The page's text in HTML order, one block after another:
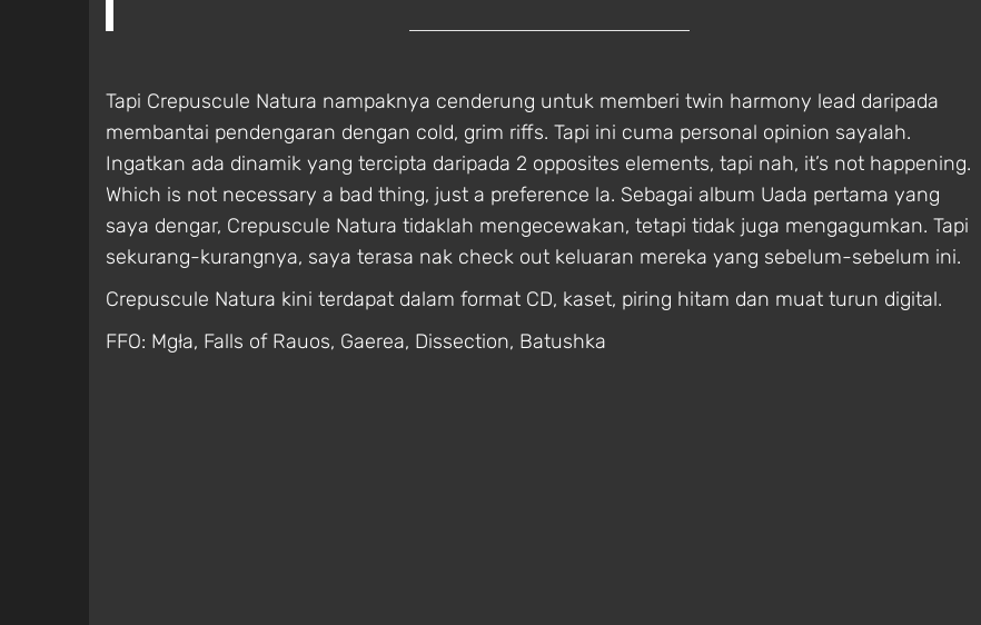
Tapi Crepuscule Natura nampaknya cenderung untuk memberi twin harmony lead daripada
membantai pendengaran dengan cold, grim riffs. Tapi ini cuma personal opinion sayalah.
Ingatkan ada dinamik yang tercipta daripada 2 opposites elements, tapi nah, it’s not happening.
Which is not necessary a bad thing, just a preference la. Sebagai album Uada pertama yang
saya dengar, Crepuscule Natura tidaklah mengecewakan, tetapi tidak juga mengagumkan. Tapi
sekurang-kurangnya, saya terasa nak check out keluaran mereka yang sebelum-sebelum ini.
Crepuscule Natura kini terdapat dalam format CD, kaset, piring hitam dan muat turun digital.
FFO: Mgła, Falls of Rauos, Gaerea, Dissection, Batushka